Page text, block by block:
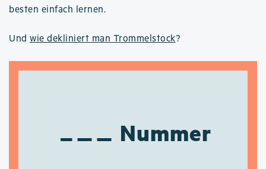
besten einfach lernen.
Und wie dekliniert man Trommelstock?
Nummer